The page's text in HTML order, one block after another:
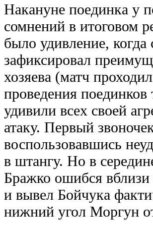
Накануне поединка у
сомнений в итоговом
было удивление, когда
зафиксировал
хозяева (матч
проведения поединков
удивили всех своей
атаку. Первый
воспользовавшись
в штангу. Но в
Бражко ошибся
и вывел Бойчука
нижний угол Моргун